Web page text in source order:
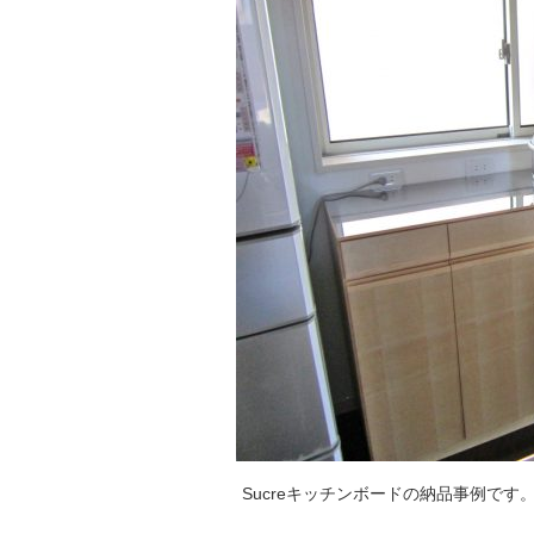
Sucreキッチンボードの納品事例です